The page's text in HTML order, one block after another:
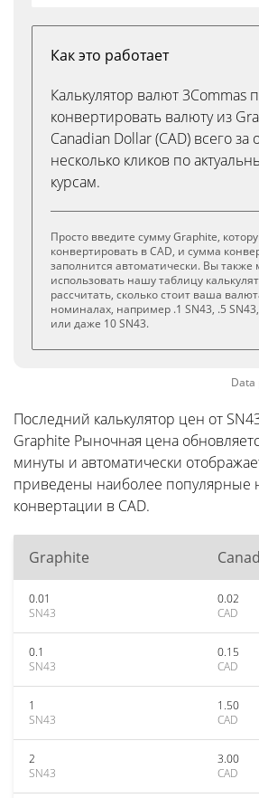
Как это работает
Калькулятор валют 3Commas
конвертировать валюту из
Canadian Dollar (CAD) всего за
несколько кликов по
курсам.
Просто введите сумму Graphite,
конвертировать в CAD, и сумма
заполнится автоматически. Вы также
использовать нашу таблицу
рассчитать, сколько стоит ваша
номиналах, например .1 SN43, .5
или даже 10 SN43.
Data
Последний калькулятор цен от
Graphite Рыночная цена
минуты и автоматически
приведены наиболее популярные
конвертации в CAD.
Graphite
0.01
SN43
0.02
CAD
0.1
SN43
0.15
CAD
1
SN43
1.50
CAD
2
SN43
3.00
CAD